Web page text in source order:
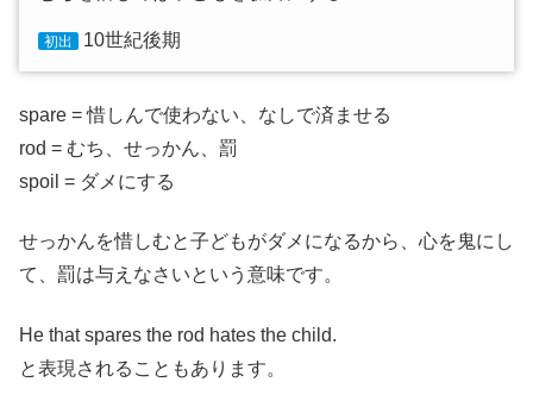
初出 10世紀後期
spare = 惜しんで使わない、なしで済ませる
rod = むち、せっかん、罰
spoil = ダメにする
せっかんを惜しむと子どもがダメになるから、心を鬼にし
て、罰は与えなさいという意味です。
He that spares the rod hates the child.
と表現されることもあります。